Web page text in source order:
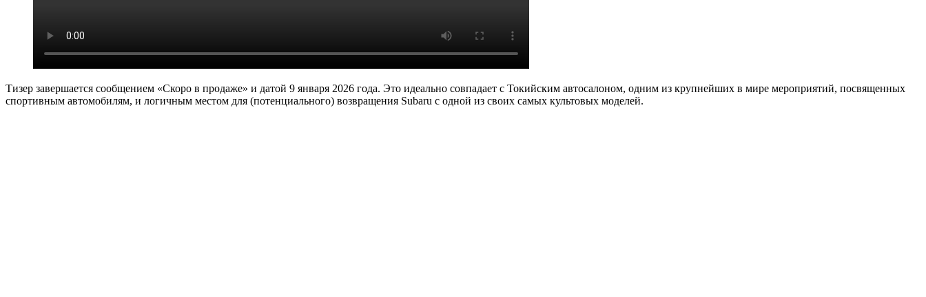
Тизер завершается сообщением «Скоро в продаже» и датой 9 января 2026 года. Это идеально совпадает с Токийским автосалоном, одним из крупнейших в мире мероприятий, посвященных
спортивным автомобилям, и логичным местом для (потенциального) возвращения Subaru с одной из своих самых культовых моделей.